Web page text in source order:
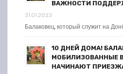
ВАЖНОСТИ
31.01.2023
Балаковец, который служит на
10 ДНЕЙ ДОМА!
МОБИЛИЗОВАННЫЕ
НАЧИНАЮТ